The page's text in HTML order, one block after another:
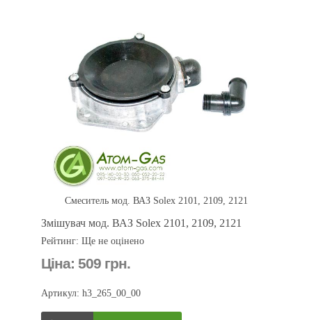
Смеситель мод. ВАЗ Solex 2101, 2109, 2121
Змішувач мод. ВАЗ Solex 2101, 2109, 2121
Рейтинг: Ще не оцінено
Ціна: 509 грн.
Артикул: h3_265_00_00